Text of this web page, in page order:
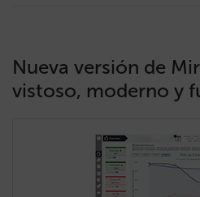
Nueva versión de
vistoso, moderno y